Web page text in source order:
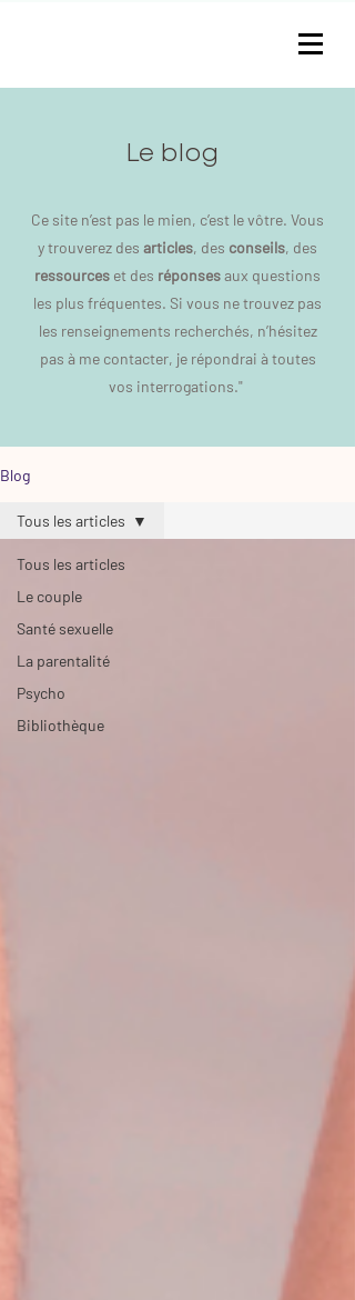
Le blog
Ce site n’est pas le mien, c’est le vôtre. Vous
y trouverez des articles, des conseils, des
ressources et des réponsesaux questions
les plus fréquentes. Si vous ne trouvez pas
les renseignements recherchés, n’hésitez
pas à me contacter, je répondrai à toutes
vos interrogations."
Blog
Tous les articles
Le couple
Santé sexuelle
La parentalité
Psycho
Bibliothèque
Tous les articles